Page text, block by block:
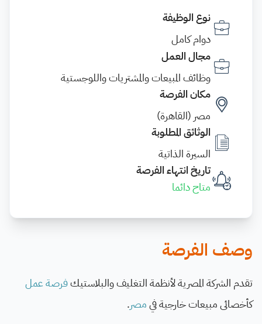
نوع الوظيفة
دوام كامل
مجال العمل
وظائف المبيعات والمشتريات واللوجستية
مكان الفرصة
مصر (القاهرة)
الوثائق المطلوبة
السيرة الذاتية
تاريخ انتهاء الفرصة
متاح دائما
وصف الفرصة
تقدم الشركة المصرية لأنظمة التغليف والبلاستيكفرصة عمل
كأخصائى مبيعات خارجية فيمصر.